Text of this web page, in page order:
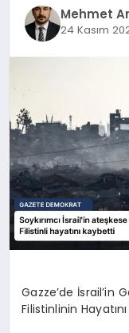
YAŞAM Mehmet
24 Kasım
Gazze’de İsrail’in
Filistinlinin